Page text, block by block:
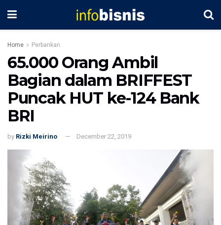
Home Perbankan
65.000 Orang Ambil
Bagian dalam BRIFFEST
Puncak HUT ke-124 Bank
BRI
by Rizki Meirino December 22, 2019